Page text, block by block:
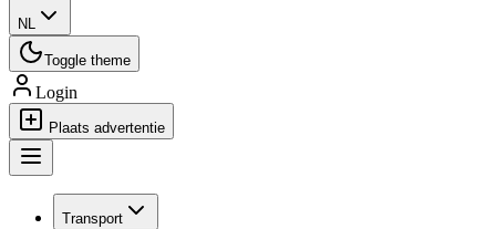
NL
Toggle theme
Login
Plaats advertentie
Transport